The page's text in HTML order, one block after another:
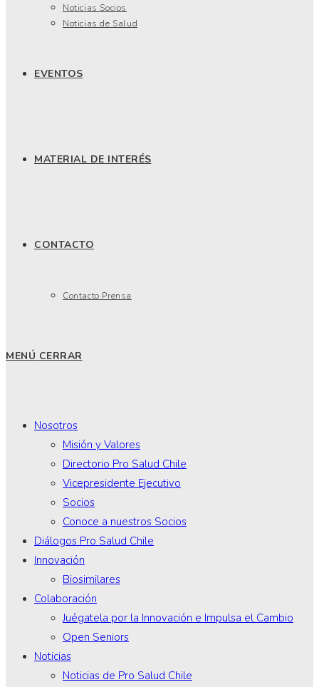
Noticias Socios
Noticias de Salud
EVENTOS
MATERIAL DE INTERÉS
CONTACTO
Contacto Prensa
MENÚ CERRAR
Nosotros
Misión y Valores
Directorio Pro Salud Chile
Vicepresidente Ejecutivo
Socios
Conoce a nuestros Socios
Diálogos Pro Salud Chile
Innovación
Biosimilares
Colaboración
Juégatela por la Innovación e Impulsa el Cambio
Open Seniors
Noticias
Noticias de Pro Salud Chile